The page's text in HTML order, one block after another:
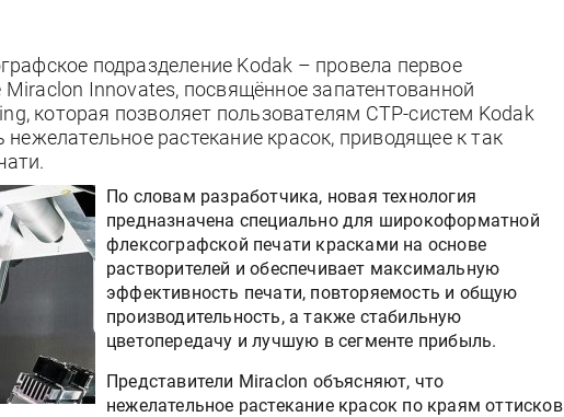
подразделение Kodak – провела первое
Innovates, посвящённое запатентованной
которая позволяет пользователям CTP-систем Kodak
нежелательное растекание красок, приводящее к так
По словам разработчика, новая технология
предназначена специально для широкоформатной
флексографской печати красками на основе
растворителей и обеспечивает максимальную
эффективность печати, повторяемость и общую
производительность, а также стабильную
цветопередачу и лучшую в сегменте прибыль.
Представители Miraclon объясняют, что
нежелательное растекание красок по краям оттисков